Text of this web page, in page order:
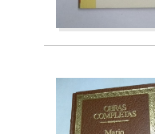
Matemáticas